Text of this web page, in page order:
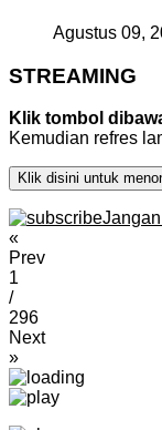
Agustus 09,
STREAMING
Klik tombol
Kemudian refres
Klik disini untuk
«
Prev
1
/
296
Next
»